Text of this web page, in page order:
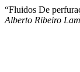
“Fluidos De
Alberto Ribeiro